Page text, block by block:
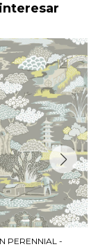
PERENNIAL -